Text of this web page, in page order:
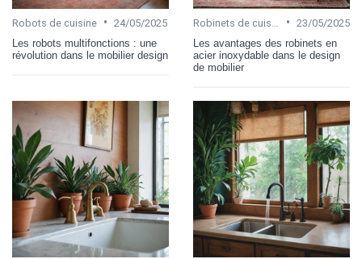
Robots de cuisine • 24/05/2025
Les robots multifonctions : une
révolution dans le mobilier design
• 23/05/2025
Les avantages des robinets en
acier inoxydable dans le design
de mobilier